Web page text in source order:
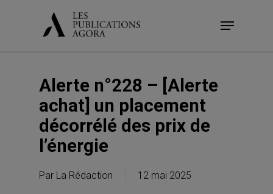
Menu
Alerte n°228 – [Alerte
achat] un placement
décorrélé des prix de
l’énergie
Par La Rédaction 12 mai 2025